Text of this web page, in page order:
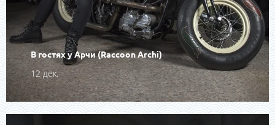
В гостях у Арчи (Raccoon Archi)
12 дек.